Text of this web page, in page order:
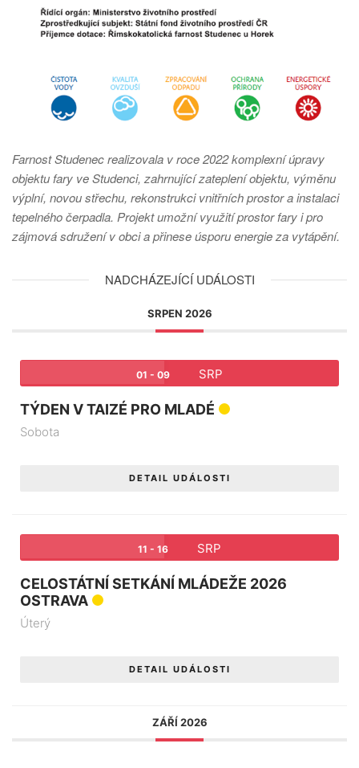
Farnost Studenec realizovala v roce 2022 komplexní úpravy
objektu fary ve Studenci, zahrnující zateplení objektu, výměnu
výplní, novou střechu, rekonstrukci vnitřních prostor a instalaci
tepelného čerpadla. Projekt umožní využití prostor fary i pro
zájmová sdružení v obci a přinese úsporu energie za vytápění.
NADCHÁZEJÍCÍ UDÁLOSTI
SRPEN 2026
01 - 09 SRP
TÝDEN V TAIZÉ PRO MLADÉ
Sobota
DETAIL UDÁLOSTI
11 - 16 SRP
CELOSTÁTNÍ SETKÁNÍ MLÁDEŽE 2026
OSTRAVA
Úterý
DETAIL UDÁLOSTI
ZÁŘÍ 2026